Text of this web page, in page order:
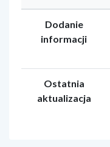
Dodanie
informacji
Ostatnia
aktualizacja